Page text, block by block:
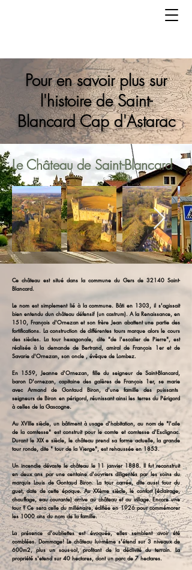
Pour en savoir plus sur
l'histoire de Saint-
Blancard Cap d'Astarac
Le Château de Saint-Blancard
Ce château est situé dans la commune du Gers de 32140 Saint-
Blancard.
Le nom est simplement lié à la commune. Bâti en 1303, il s'agissait
bien entendu dun château défensif (un castrum). A la Renaissance, en
1510, François d'Ornezan et son frère Jean abattent une partie des
fortifications. La construction de différentes tours marque alors le cours
des siècles. La tour hexagonale, dite "de l'escalier de Pierre", est
réalisée à la demande de Bertrand, amiral de François 1er et de
Savarie d'Ornezan, son oncle , évêque de Lombez.
En 1559, Jeanne d'Ornezan, fille du seigneur de Saint-Blancard,
baron D'ornezan, capitaine des galères de François 1er, se marie
avec Armand de Gontaud Biron, d'une famille des puissants
seigneurs de Biron en périgord, réunissant ainsi les terres du Périgord
à celles de la Gascogne.
Au XVIIIe siècle, un bâtiment à usage d'habitation, au nom de "l'aile
de la comtesse" est construit pour le comte et comtesse d'Esclignac.
Durant le XIX e siècle, le château prend sa forme actuelle, la grande
tour ronde, dite " tour de la Vierge", est rehaussée en 1853.
Un incendie dévaste le château le 11 janvier 1888. Il fut reconstruit
en deux ans par une centaine d'ouvriers diligentés par les soins du
marquis Louis de Gontaud Biron. La tour carrée, dite aussi tour du
guet, date de cette époque. Au XXème siècle, le confort (éclairage,
chauffage, eau courante) arrive au château et au village. Encore une
tour ? Ce sera celle du millénaire, édifiée en 1926 pour commémorer
les 1000 ans du nom de la famille.
La présence d'oubliettes est évoquée, elles semblent avoir été
comblées. Dommage! Le château lui-même s'étend sur 3 niveaux de
600m2, plus un sous-sol, profitant de la déclivité du terrain. La
propriété s'etend sur 40 hectares, dont un parc de 7 hectares.